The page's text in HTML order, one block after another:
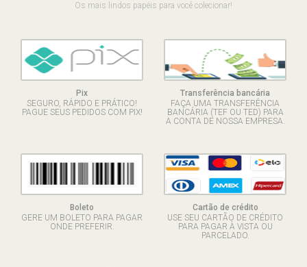
Os mais lindos papéis para você colecionar!
Pix
SEGURO, RÁPIDO E PRÁTICO!
PAGUE SEUS PEDIDOS COM PIX!
Transferência bancária
FAÇA UMA TRANSFERÊNCIA
BANCÁRIA (TEF OU TED) PARA
A CONTA DE NOSSA EMPRESA.
Boleto
GERE UM BOLETO PARA PAGAR
ONDE PREFERIR.
Cartão de crédito
USE SEU CARTÃO DE CRÉDITO
PARA PAGAR À VISTA OU
PARCELADO.